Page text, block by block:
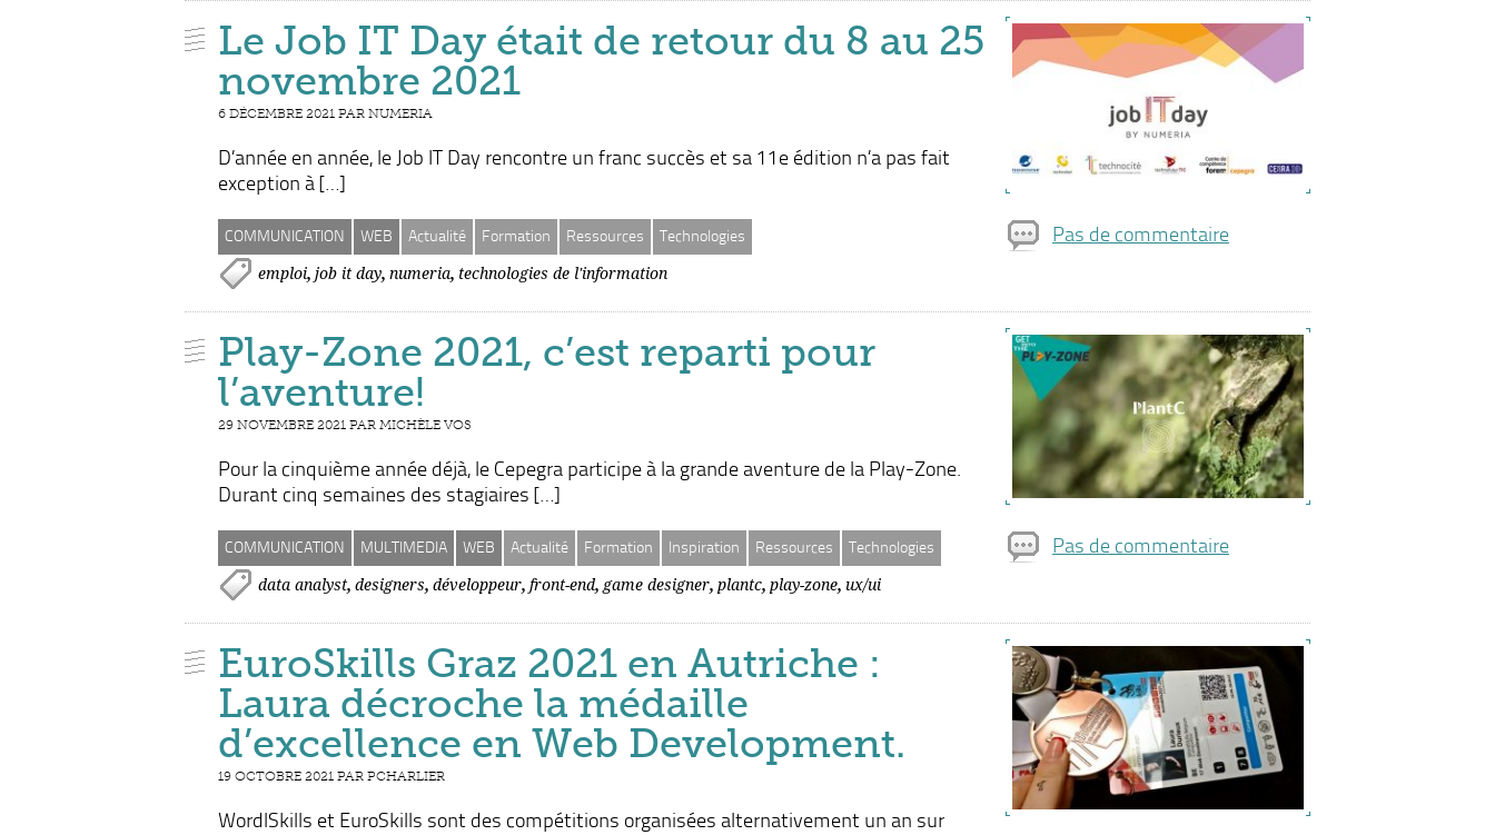
Le Job IT Day était de retour du 8 au 25
novembre 2021
6 DÉCEMBRE 2021 PAR NUMERIA
D’année en année, le Job IT Day rencontre un franc succès et sa 11e édition n’a pas fait
exception à […]
Pas de commentaire
COMMUNICATION WEB Actualité Formation Ressources Technologies
emploi, job it day, numeria, technologies de l'information
Play-Zone 2021, c’est reparti pour
l’aventure!
29 NOVEMBRE 2021 PAR MICHÈLE VOS
Pour la cinquième année déjà, le Cepegra participe à la grande aventure de la Play-Zone.
Durant cinq semaines des stagiaires […]
Pas de commentaire
COMMUNICATION MULTIMEDIA WEB Actualité Formation Inspiration Ressources Technologies
data analyst, designers, développeur, front-end, game designer, plantc, play-zone, ux/ui
EuroSkills Graz 2021 en Autriche :
Laura décroche la médaille
d’excellence en Web Development.
19 OCTOBRE 2021 PAR PCHARLIER
WordlSkills et EuroSkills sont des compétitions organisées alternativement un an sur